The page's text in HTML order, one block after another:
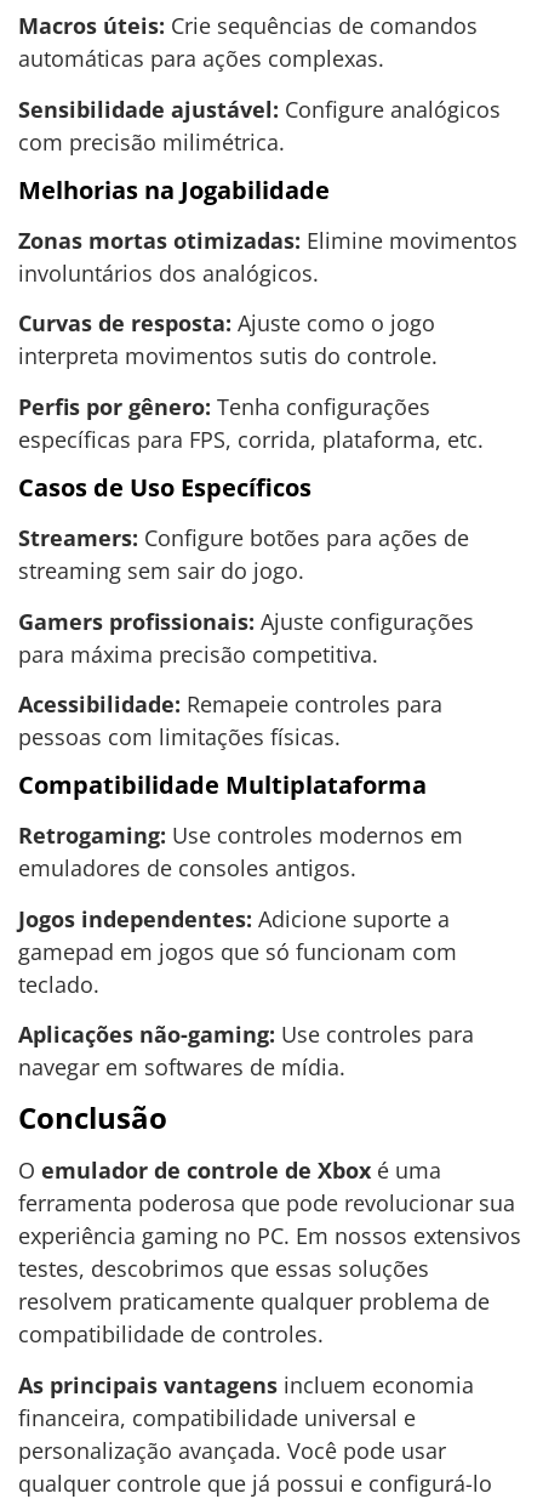
Macros úteis: Crie sequências de comandos
automáticas para ações complexas.
Sensibilidade ajustável: Configure analógicos
com precisão milimétrica.
Melhorias na Jogabilidade
Zonas mortas otimizadas: Elimine movimentos
involuntários dos analógicos.
Curvas de resposta: Ajuste como o jogo
interpreta movimentos sutis do controle.
Perfis por gênero: Tenha configurações
específicas para FPS, corrida, plataforma, etc.
Casos de Uso Específicos
Streamers: Configure botões para ações de
streaming sem sair do jogo.
Gamers profissionais: Ajuste configurações
para máxima precisão competitiva.
Acessibilidade: Remapeie controles para
pessoas com limitações físicas.
Compatibilidade Multiplataforma
Retrogaming: Use controles modernos em
emuladores de consoles antigos.
Jogos independentes: Adicione suporte a
gamepad em jogos que só funcionam com
teclado.
Aplicações não-gaming: Use controles para
navegar em softwares de mídia.
Conclusão
O emulador de controle de Xbox é uma
ferramenta poderosa que pode revolucionar sua
experiência gaming no PC. Em nossos extensivos
testes, descobrimos que essas soluções
resolvem praticamente qualquer problema de
compatibilidade de controles.
As principais vantagens incluem economia
financeira, compatibilidade universal e
personalização avançada. Você pode usar
qualquer controle que já possui e configurá-lo